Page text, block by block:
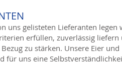
uns gelisteten Lieferanten
erfüllen, zuverlässig
zu stärken. Unsere Eier
für uns eine